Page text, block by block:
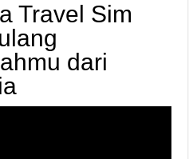
Travel Sim
dari